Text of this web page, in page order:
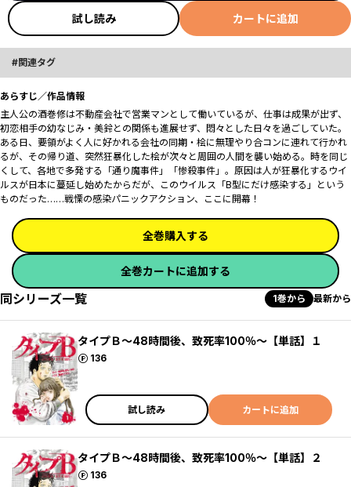
試し読み カートに追加
関連タグ
あらすじ／作品情報
主人公の酒巻修は不動産会社で営業マンとして働いているが、仕事は成果が出ず、
初恋相手の幼なじみ・美鈴との関係も進展せず、悶々とした日々を過ごしていた。
ある日、要領がよく人に好かれる会社の同期・桧に無理やり合コンに連れて行かれ
るが、その帰り道、突然狂暴化した桧が次々と周囲の人間を襲い始める。時を同じ
くして、各地で多発する「通り魔事件」「惨殺事件」。原因は人が狂暴化するウイ
ルスが日本に蔓延し始めたからだが、このウイルス「B型にだけ感染する」という
ものだった……戦慄の感染パニックアクション、ここに開幕！
全巻購入する
全巻カートに追加する
同シリーズ一覧 1巻から 最新から
タイプＢ～48時間後、致死率100％～【単話】１
136
ポイント
試し読み カートに追加
タイプＢ～48時間後、致死率100％～【単話】２
136
ポイント